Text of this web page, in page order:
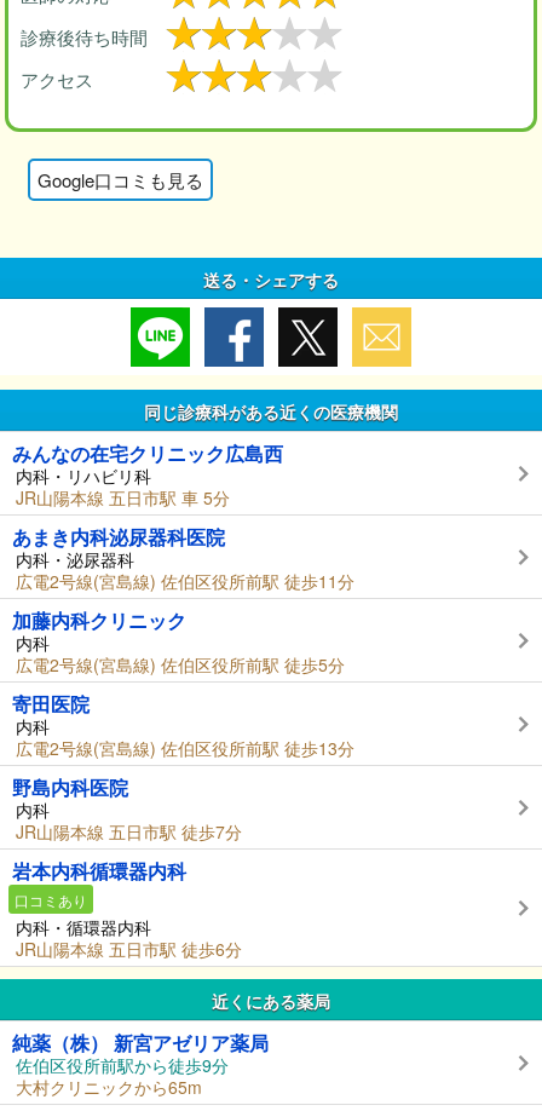
診療後待ち時間
アクセス
Google口コミも見る
送る・シェアする
同じ診療科がある近くの医療機関
みんなの在宅クリニック広島西
内科・リハビリ科
JR山陽本線 五日市駅 車 5分
あまき内科泌尿器科医院
内科・泌尿器科
広電2号線(宮島線) 佐伯区役所前駅 徒歩11分
加藤内科クリニック
内科
広電2号線(宮島線) 佐伯区役所前駅 徒歩5分
寄田医院
内科
広電2号線(宮島線) 佐伯区役所前駅 徒歩13分
野島内科医院
内科
JR山陽本線 五日市駅 徒歩7分
岩本内科循環器内科
口コミあり
内科・循環器内科
JR山陽本線 五日市駅 徒歩6分
近くにある薬局
純薬（株） 新宮アゼリア薬局
佐伯区役所前駅から徒歩9分
大村クリニックから65m